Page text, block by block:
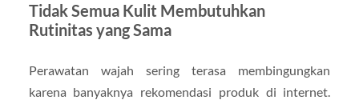
Tidak Semua Kulit Membutuhkan
Rutinitas yang Sama
Perawatan wajah sering terasa membingungkan
karena banyaknya rekomendasi produk di internet.